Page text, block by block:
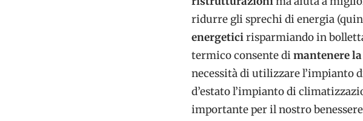
ridurre gli sprechi di energia
energeticirisparmiando in
termico consente di mantenere
necessità di utilizzare l’impianto
d’estato l’impianto di
importante per il nostro